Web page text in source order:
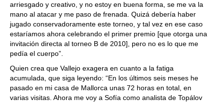
arriesgado y creativo, y no estoy en buena forma, se me va la
mano al atacar y me paso de frenada. Quizá debería haber
jugado conservadoramente este torneo, y tal vez en ese caso
estaríamos ahora celebrando el primer premio [que otorga una
invitación directa al torneo B de 2010], pero no es lo que me
pedía el cuerpo”.
Quien crea que Vallejo exagera en cuanto a la fatiga
acumulada, que siga leyendo: “En los últimos seis meses he
pasado en mi casa de Mallorca unas 72 horas en total, en
varias visitas. Ahora me voy a Sofía como analista de Topálov